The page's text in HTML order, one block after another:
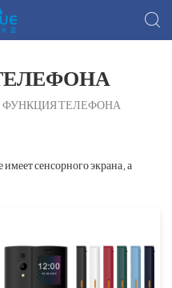
ФУНКЦИЯ ТЕЛЕФОНА
сенсорного экрана, а